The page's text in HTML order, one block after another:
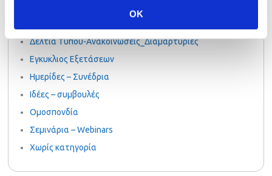
OK
Δελτία Τύπου-Ανακοινώσεις_Διαμαρτυρίες
Εγκυκλιος Εξετάσεων
Ημερίδες – Συνέδρια
Ιδέες – συμβουλές
Ομοσπονδία
Σεμινάρια – Webinars
Χωρίς κατηγορία